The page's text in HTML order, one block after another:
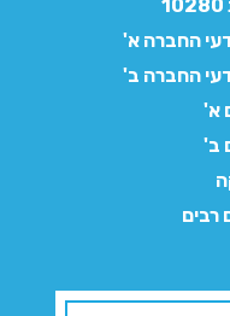
החברה א'
החברה ב'
א'
ב'
רבים